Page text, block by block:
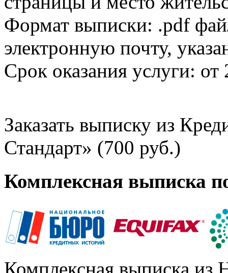
Формат выписки: .pdf
электронную почту,
Срок оказания услуги: от
Заказать выписку из
Стандарт» (700 руб.)
Комплексная выписка